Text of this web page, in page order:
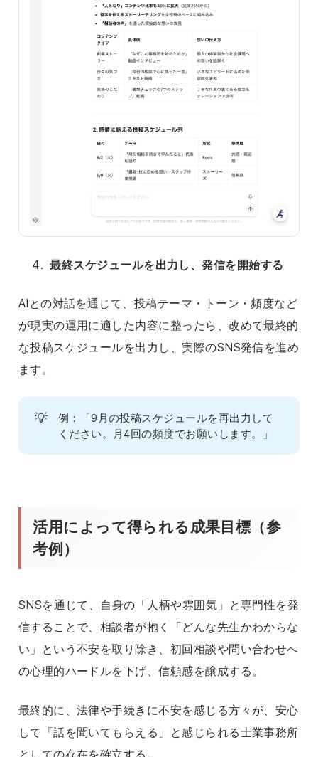
最終スケジュールを出力し、発信を開始する
AIとの対話を通じて、投稿テーマ・トーン・頻度など
が現実の運用に適した内容に整ったら、改めて最終的
な投稿スケジュールを出力し、実際のSNS発信を進め
ます。
💡
例：「9月の投稿スケジュールを再出力して
ください。月4回の頻度でお願いします。」
活用によって得られる成果目標（参
考例）
SNSを通じて、自身の「人柄や雰囲気」と専門性を発
信することで、相談者が抱く「どんな先生かわからな
い」という不安を取り除き、初回相談や問い合わせへ
の心理的ハードルを下げ、信頼感を醸成する。
最終的に、法律や手続きに不安を感じる方々が、安心
して「話を聞いてもらえる」と感じられる士業事務所
としての存在を確立する。